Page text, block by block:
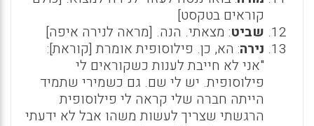
קוראים בטקסט]
שביט: מצאתי. הנה. [מראה לנירה איפה]
נירה: הא, כן. פילוסופית אומרת [קוראת]:
"אני לא חייבת לענות כשקוראים לי
פילוסופית. יש לי שם. גם כשמירי שתמיד
הייתה חברה שלי קראה לי פילוסופית
הרגשתי שצריך לעשות משהו אבל לא ידעתי